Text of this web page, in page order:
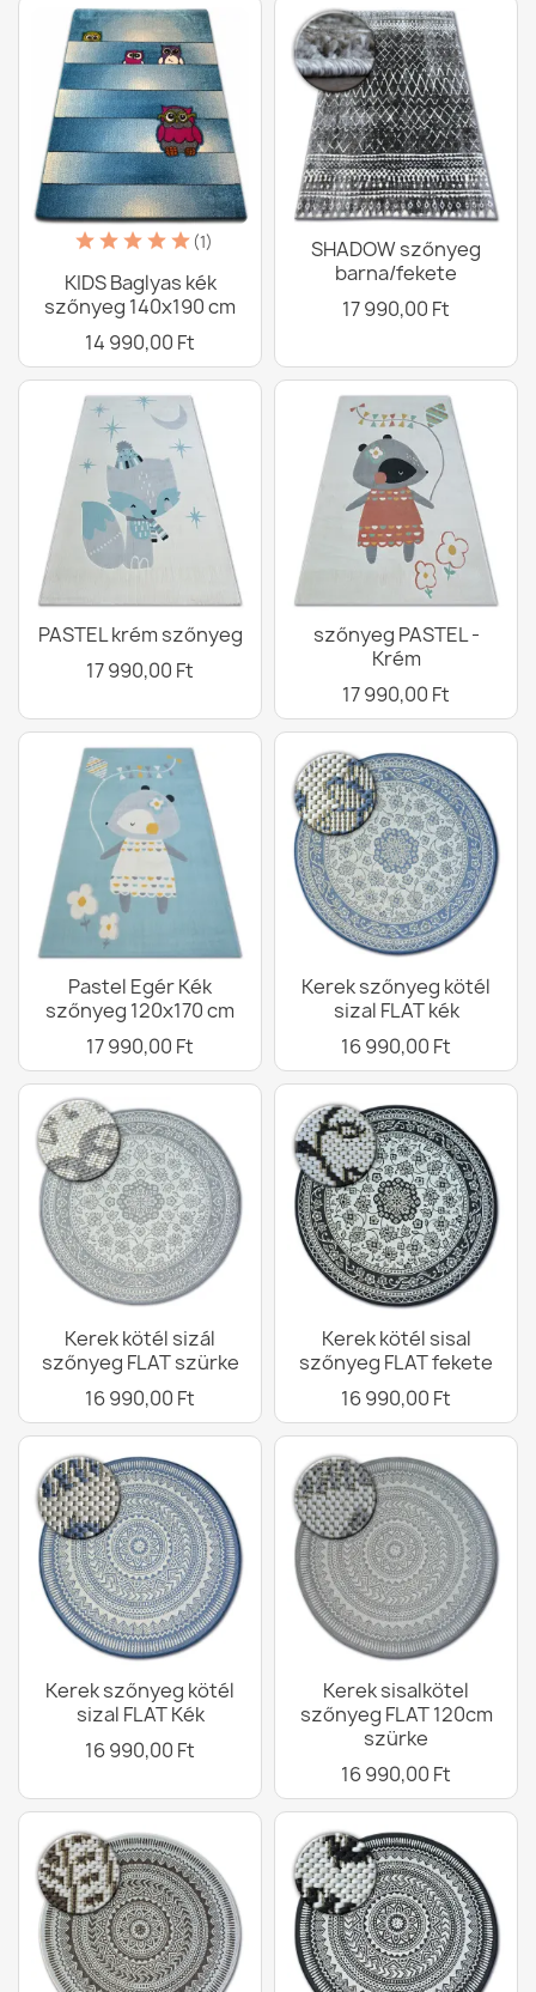
(1)
KIDS Baglyas kék
szőnyeg 140x190 cm
14 990,00 Ft
SHADOW szőnyeg
barna/fekete
17 990,00 Ft
PASTEL krém szőnyeg
17 990,00 Ft
szőnyeg PASTEL -
Krém
17 990,00 Ft
Pastel Egér Kék
szőnyeg 120x170 cm
17 990,00 Ft
Kerek szőnyeg kötél
sizal FLAT kék
16 990,00 Ft
Kerek kötél sizál
szőnyeg FLAT szürke
16 990,00 Ft
Kerek kötél sisal
szőnyeg FLAT fekete
16 990,00 Ft
Kerek szőnyeg kötél
sizal FLAT Kék
16 990,00 Ft
Kerek sisalkötel
szőnyeg FLAT 120cm
szürke
16 990,00 Ft